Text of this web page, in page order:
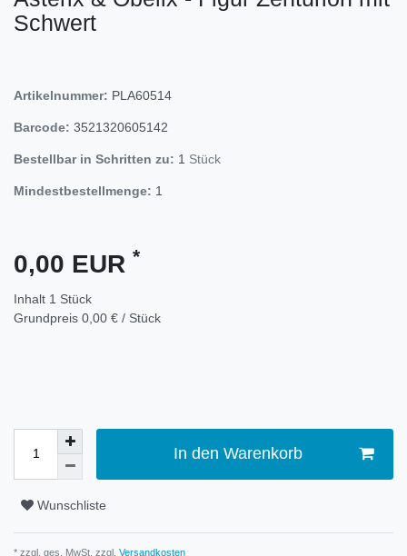
Schwert
Artikelnummer: PLA60514
Barcode: 3521320605142
Bestellbar in Schritten zu: 1 Stück
Mindestbestellmenge: 1
0,00 EUR *
Inhalt 1 Stück
Grundpreis 0,00 € / Stück
In den Warenkorb
Wunschliste
* zzgl. ges. MwSt. zzgl. Versandkosten